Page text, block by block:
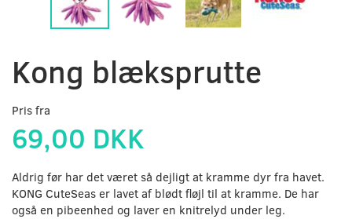
Kong blæksprutte
Pris fra
69,00 DKK
Aldrig før har det været så dejligt at kramme dyr fra havet.
KONG CuteSeas er lavet af blødt fløjl til at kramme. De har
også en pibeenhed og laver en knitrelyd under leg.